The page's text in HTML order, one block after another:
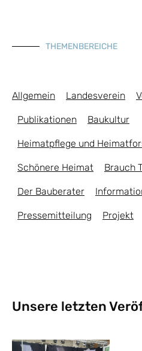
THEMENBEREICHE
Allgemein Landesverein
Publikationen Baukultur
Heimatpflege und
Schönere Heimat Brauch
Der Bauberater
Pressemitteilung Projekt
Unsere letzten